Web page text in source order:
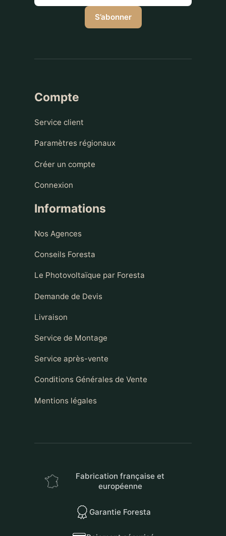
S’abonner
Compte
Service client
Paramètres régionaux
Créer un compte
Connexion
Informations
Nos Agences
Conseils Foresta
Le Photovoltaïque par Foresta
Demande de Devis
Livraison
Service de Montage
Service après-vente
Conditions Générales de Vente
Mentions légales
Fabrication française et
européenne
Garantie Foresta